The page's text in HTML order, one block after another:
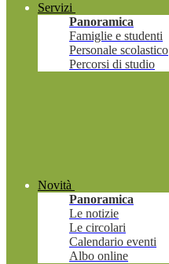
Servizi
Panoramica
Famiglie e studenti
Personale scolastico
Percorsi di studio
Novità
Panoramica
Le notizie
Le circolari
Calendario eventi
Albo online